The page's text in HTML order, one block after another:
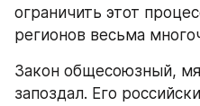
ограничить этот
регионов весьма
Закон общесоюзный,
запоздал. Его